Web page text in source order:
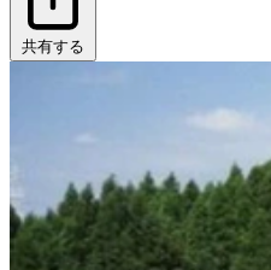
共有する